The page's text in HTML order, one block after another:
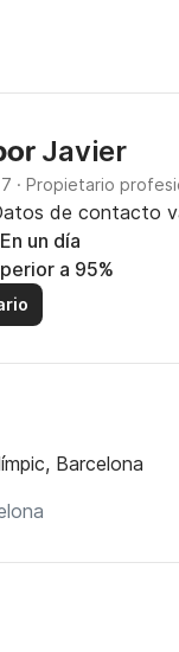
Javier
· Propietario
de contacto
En un día
a 95%
Barcelona